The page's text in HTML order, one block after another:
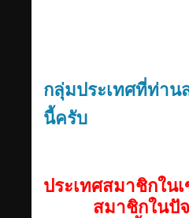
กลุ่มประเทศที่ท่าน
นี้ครับ
ประเทศสมาชิกใน
สมาชิกในปัจจุบั